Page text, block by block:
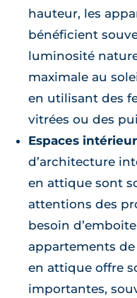
hauteur, les
bénéficient
luminosité
maximale au
en utilisant des
vitrées ou des
Espaces
d’architecture
en attique sont
attentions des
besoin
appartements de
en attique offre
importantes,